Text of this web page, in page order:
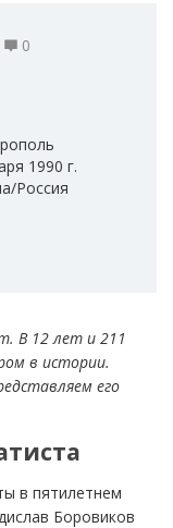
0
1990 г.
Россия
В 12 лет и 211
в истории.
его
в пятилетнем
Боровиков